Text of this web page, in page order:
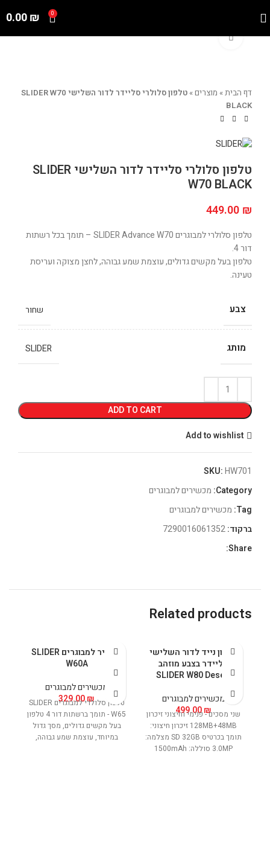
0
0.00₪
Click to enlarge
דף הבית» מוצרים»
טלפון סלולרי סליידר לדור השלישי SLIDER W70
BLACK
טלפון סלולרי סליידר לדור השלישי SLIDER
W70 BLACK
449.00 ₪
טלפון סלולרי למבוגרים SLIDER Advance W70 – תומך בכל רשתות
דור 4.
טלפון בעל מקשים גדולים, עוצמת שמע גבוהה, לחצן מצוקה ועריסת
טעינה.
צבע שחור
מותג SLIDER
ADD TO CART
Add to wishlist
SKU:HW701
Category: מכשירים למבוגרים
Tag: מכשירים למבוגרים
ברקוד:
Share:
Related products
טלפון נייד לדור השלישי
סליידר בצבע מוזהב
SLIDER W80 Desert
מכשירים למבוגרים
499.00₪
שני מסכים - פנימי וחיצוני זיכרון
128MB+48MB זיכרון חיצוני:
תומך בכרטיס SD 32GB מצלמה:
3.0MP סוללה: 1500mAh
מכשיר למבוגרים SLIDER
W60A
מכשירים למבוגרים
329.00₪
טלפון סלולרי למבוגרים SLIDER
W65 - תומך ברשתות דור 4 טלפון
בעל מקשים גדולים, מסך גדול
במיוחד, עוצמת שמע גבוהה,